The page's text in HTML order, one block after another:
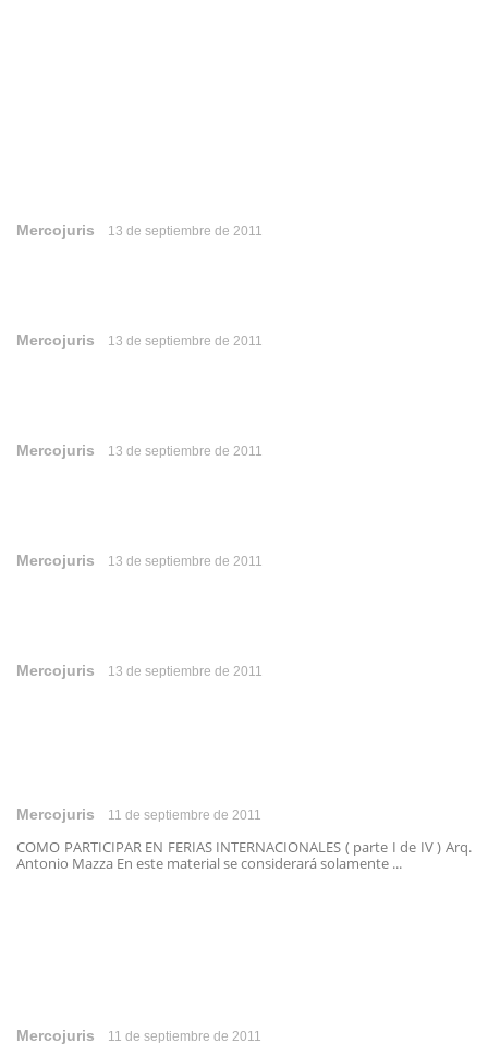
Mercojuris 13 de septiembre de 2011
Mercojuris 13 de septiembre de 2011
Mercojuris 13 de septiembre de 2011
Mercojuris 13 de septiembre de 2011
Mercojuris 13 de septiembre de 2011
Mercojuris 11 de septiembre de 2011
COMO PARTICIPAR EN FERIAS INTERNACIONALES ( parte I de IV ) Arq.
Antonio Mazza En este material se considerará solamente ...
Mercojuris 11 de septiembre de 2011